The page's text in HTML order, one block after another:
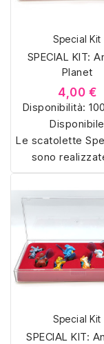
Special Kit
SPECIAL KIT:
Planet
4,00 €
Disponibilità:
Disponibile
Le scatolette
sono
misura con
alta qualità,
interno
vellutino rosso e
soluzioni
pratiche per
e mostrare la
collezione di
Special Kit
SPECIAL KIT: